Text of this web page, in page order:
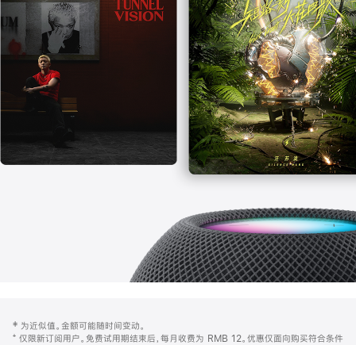
中
打
开)
页
注
‡ 为近似值。金额可能随时间变动。
⁺ 仅限新订阅用户。免费试用期结束后，每月收费为 RMB 12。优惠仅面向购买符合条件